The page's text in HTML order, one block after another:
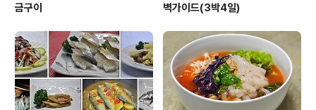
금구이
벽가이드(3박4일)